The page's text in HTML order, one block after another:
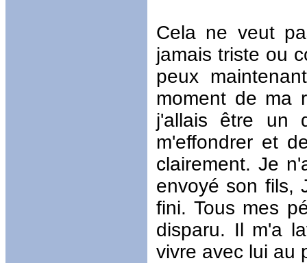
Cela ne veut
jamais triste ou
peux
moment de ma
j'allais être un
m'effondrer et
clairement. Je
envoyé son fils,
fini. Tous mes
disparu. Il m'a
vivre avec lui au